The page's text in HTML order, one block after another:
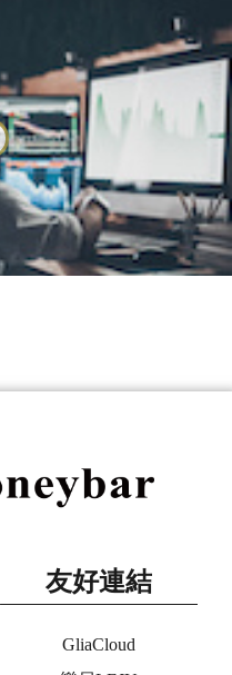
友好連結
GliaCloud